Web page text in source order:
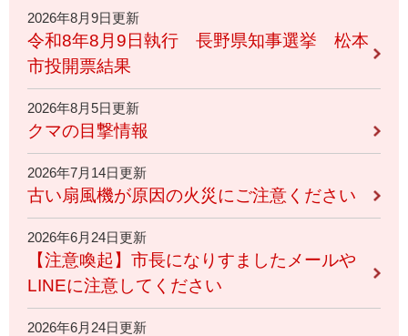
2026年8月9日更新
令和8年8月9日執行 長野県知事選挙 松本
市投開票結果
2026年8月5日更新
クマの目撃情報
2026年7月14日更新
古い扇風機が原因の火災にご注意ください
2026年6月24日更新
【注意喚起】市長になりすましたメールや
LINEに注意してください
2026年6月24日更新